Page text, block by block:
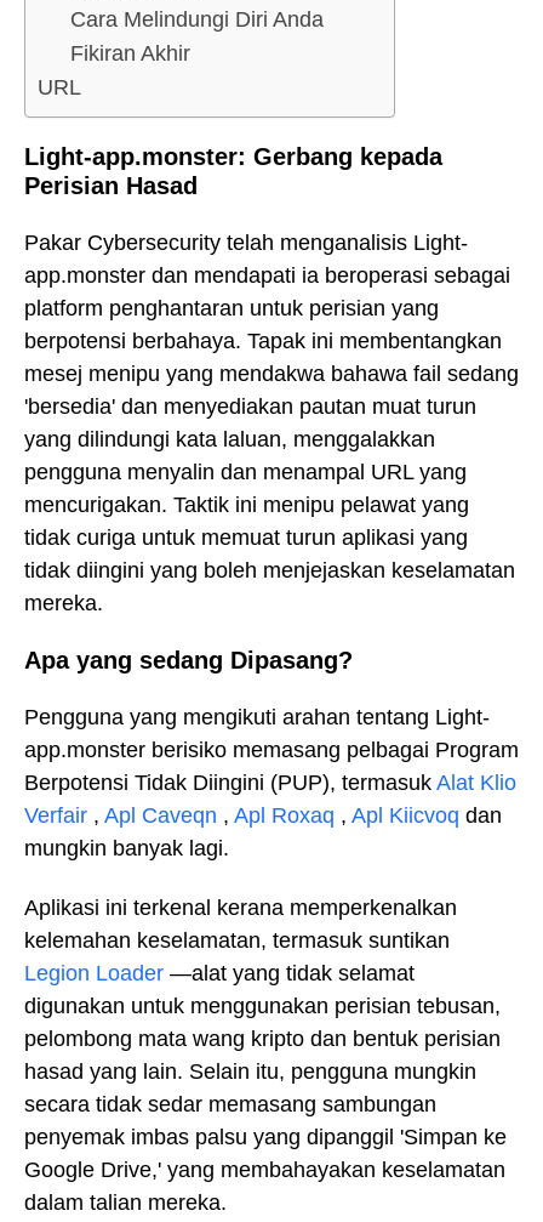
Cara Melindungi Diri Anda
Fikiran Akhir
URL
Light-app.monster: Gerbang kepada
Perisian Hasad
Pakar Cybersecurity telah menganalisis Light-
app.monster dan mendapati ia beroperasi sebagai
platform penghantaran untuk perisian yang
berpotensi berbahaya. Tapak ini membentangkan
mesej menipu yang mendakwa bahawa fail sedang
'bersedia' dan menyediakan pautan muat turun
yang dilindungi kata laluan, menggalakkan
pengguna menyalin dan menampal URL yang
mencurigakan. Taktik ini menipu pelawat yang
tidak curiga untuk memuat turun aplikasi yang
tidak diingini yang boleh menjejaskan keselamatan
mereka.
Apa yang sedang Dipasang?
Pengguna yang mengikuti arahan tentang Light-
app.monster berisiko memasang pelbagai Program
Berpotensi Tidak Diingini (PUP), termasuk Alat Klio
Verfair , Apl Caveqn , Apl Roxaq , Apl Kiicvoq dan
mungkin banyak lagi.
Aplikasi ini terkenal kerana memperkenalkan
kelemahan keselamatan, termasuk suntikan
Legion Loader —alat yang tidak selamat
digunakan untuk menggunakan perisian tebusan,
pelombong mata wang kripto dan bentuk perisian
hasad yang lain. Selain itu, pengguna mungkin
secara tidak sedar memasang sambungan
penyemak imbas palsu yang dipanggil 'Simpan ke
Google Drive,' yang membahayakan keselamatan
dalam talian mereka.